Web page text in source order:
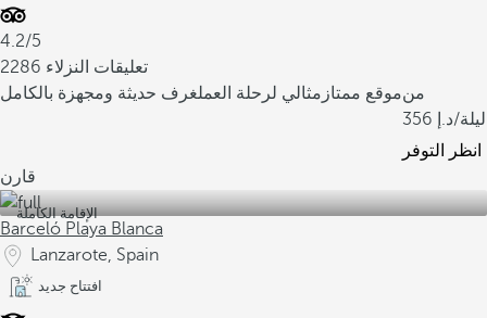
4.2/5
2286 تعليقات النزلاء
موقع ممتاز مثالي لرحلة العملغرف حديثة ومجهزة بالكامل
من
356
/ليلة
انظر التوفر
قارن
الإقامة الكاملة
Barceló Playa Blanca
Lanzarote, Spain
افتتاح جديد